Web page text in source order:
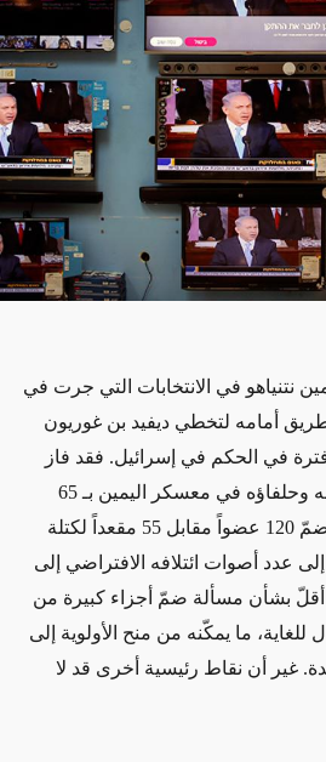
نتنياهو في الانتخابات التي جرت في
أمامه لتخطي ديفيد بن غوريون
في الحكم في إسرائيل. فقد فاز
"حزب الليكود" الذي يتزعمه وحلفاؤه في معسكر اليمين بـ 65
مقعداً في الكنيست الذي يضمّ 120 عضواً مقابل 55 مقعداً لكتلة
عدد أصوات ائتلافه الافتراضي إلى
أقلّ بشأن مسألة ضمّ أجزاء كبيرة من
للغاية، ما يمكّنه من منح الأولوية إلى
غير أن نقاط رئيسية أخرى قد لا